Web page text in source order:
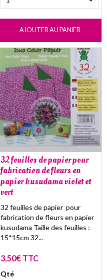
AJOUTER AU PANIER
32 feuilles de papier pour
fabrication de fleurs en
papier kusudama violet et
vert
32 feuilles de papier pour
fabrication de fleurs en papier
kusudama Taille des feuilles :
15*15cm 32...
3,50€ TTC
Qté